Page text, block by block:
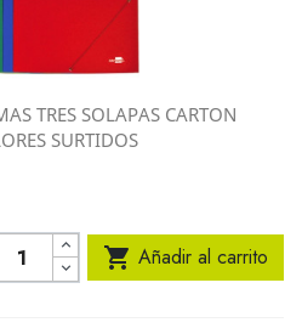
TRES SOLAPAS CARTON
SURTIDOS
 Añadir al carrito